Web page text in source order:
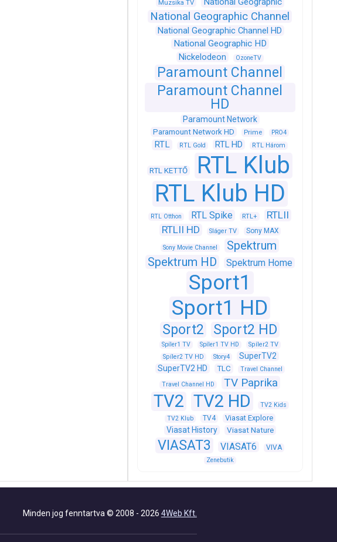
Muzsika TV
National Geographic Channel
National Geographic Channel HD
National Geographic HD
Nickelodeon
OzoneTV
Paramount Channel
Paramount Channel
HD
Paramount Network
Paramount Network HD Prime PRO4
RTL RTL Gold RTL HD RTL Három
RTL KETTŐ
RTL Klub
RTL Klub HD
RTL Otthon RTL Spike RTL+
RTLII
RTLII HD
Sláger TV Sony MAX
Sony Movie Channel
Spektrum
Spektrum HD
Spektrum Home
Sport1
Sport1 HD
Sport2 Sport2 HD
Spíler1 TV Spíler1 TV HD
Spíler2 TV
Spíler2 TV HD
Story4
SuperTV2
SuperTV2 HD
TLC
Travel Channel
Travel Channel HD
TV Paprika
TV2 TV2 HD
TV2 Kids
TV2 Klub
TV4 Viasat Explore
Viasat History Viasat Nature
VIASAT3 VIASAT6 VIVA
Zenebutik
Minden jog fenntartva © 2008 - 2026 4Web Kft.